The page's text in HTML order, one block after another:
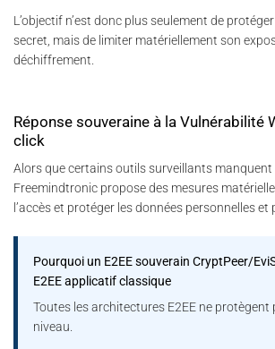
L’objectif n’est donc plus seulement de
secret, mais de limiter matériellement son
déchiffrement.
Réponse souveraine à la Vulnérabilité
click
Alors que certains outils surveillants manquent
Freemindtronic propose des mesures
l’accès et protéger les données personnelles et
Pourquoi un E2EE souverain CryptPeer/
E2EE applicatif classique
Toutes les architectures E2EE ne protègent
niveau.